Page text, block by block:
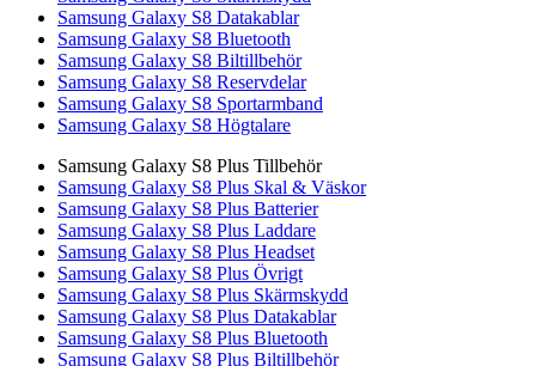
Samsung Galaxy S8 Datakablar
Samsung Galaxy S8 Bluetooth
Samsung Galaxy S8 Biltillbehör
Samsung Galaxy S8 Reservdelar
Samsung Galaxy S8 Sportarmband
Samsung Galaxy S8 Högtalare
Samsung Galaxy S8 Plus Tillbehör
Samsung Galaxy S8 Plus Skal & Väskor
Samsung Galaxy S8 Plus Batterier
Samsung Galaxy S8 Plus Laddare
Samsung Galaxy S8 Plus Headset
Samsung Galaxy S8 Plus Övrigt
Samsung Galaxy S8 Plus Skärmskydd
Samsung Galaxy S8 Plus Datakablar
Samsung Galaxy S8 Plus Bluetooth
Samsung Galaxy S8 Plus Biltillbehör